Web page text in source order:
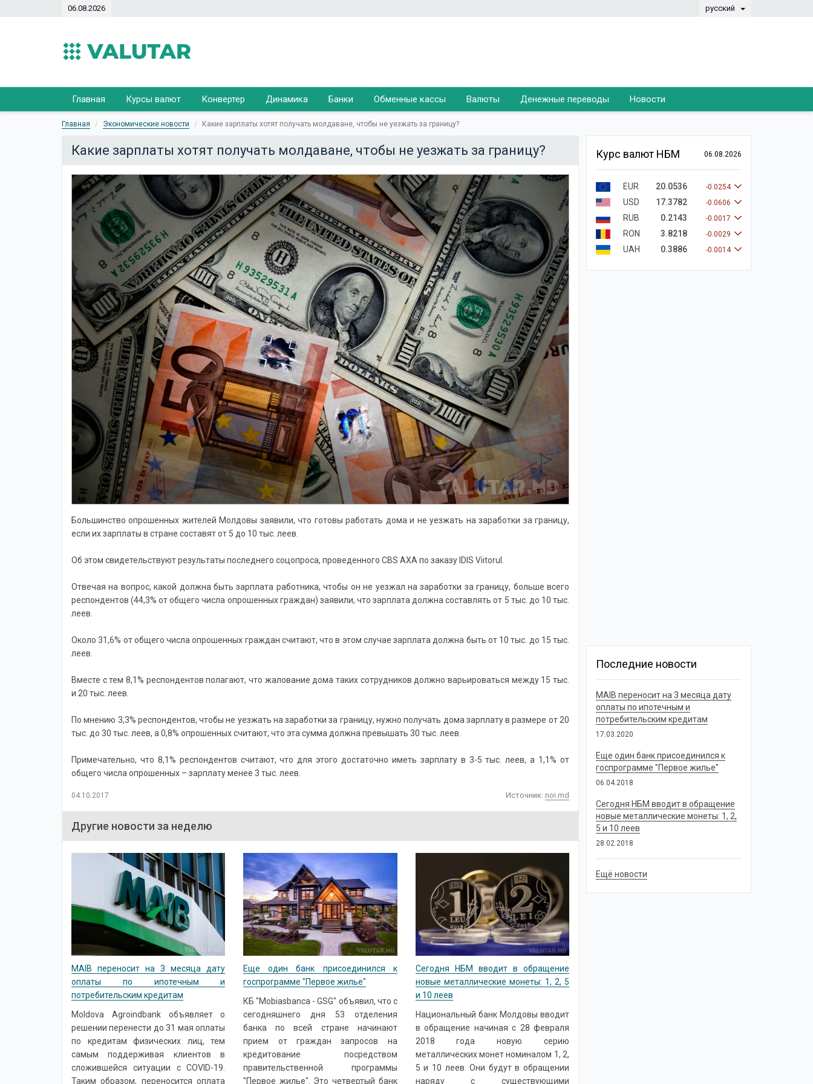
06.08.2026 русский
Главная Курсы валют Конвертер Динамика Банки Обменные кассы Валюты Денежные переводы Новости
Главная Экономические новости Какие зарплаты хотят получать молдаване, чтобы не уезжать за границу?
Какие зарплаты хотят получать молдаване, чтобы не уезжать за границу?
Большинство опрошенных жителей Молдовы заявили, что готовы работать дома и не уезжать на заработки за границу,
если их зарплаты в стране составят от 5 до 10 тыс. леев.
Об этом свидетельствуют результаты последнего соцопроса, проведенного CBS AXA по заказу IDIS Viitorul.
Отвечая на вопрос, какой должна быть зарплата работника, чтобы он не уезжал на заработки за границу, больше всего
респондентов (44,3% от общего числа опрошенных граждан) заявили, что зарплата должна составлять от 5 тыс. до 10 тыс.
леев.
Около 31,6% от общего числа опрошенных граждан считают, что в этом случае зарплата должна быть от 10 тыс. до 15 тыс.
леев.
Вместе с тем 8,1% респондентов полагают, что жалование дома таких сотрудников должно варьироваться между 15 тыс.
и 20 тыс. леев.
По мнению 3,3% респондентов, чтобы не уезжать на заработки за границу, нужно получать дома зарплату в размере от 20
тыс. до 30 тыс. леев, а 0,8% опрошенных считают, что эта сумма должна превышать 30 тыс. леев.
Примечательно, что 8,1% респондентов считают, что для этого достаточно иметь зарплату в 3-5 тыс. леев, а 1,1% от
общего числа опрошенных – зарплату менее 3 тыс. леев.
04.10.2017 Источник: noi.md
Другие новости за неделю
MAIB переносит на 3 месяца дату
оплаты по ипотечным и
потребительским кредитам
Moldova Agroindbank объявляет о
решении перенести до 31 мая оплаты
по кредитам физических лиц, тем
самым поддерживая клиентов в
сложившейся ситуации с COVID-19.
Таким образом, переносится оплата
Еще один банк присоединился к
госпрограмме "Первое жилье"
КБ "Mobiasbanca - GSG" объявил, что с
сегодняшнего дня 53 отделения
банка по всей стране начинают
прием от граждан запросов на
кредитование посредством
правительственной программы
"Первое жилье". Это четвертый банк
Сегодня НБМ вводит в обращение
новые металлические монеты: 1, 2, 5
и 10 леев
Национальный банк Молдовы вводит
в обращение начиная с 28 февраля
2018 года новую серию
металлических монет номиналом 1, 2,
5 и 10 леев. Они будут в обращении
наряду с существующими
Курс валют НБМ 06.08.2026
EUR 20.0536 -0.0254
USD 17.3782 -0.0606
RUB 0.2143 -0.0017
RON 3.8218 -0.0029
UAH 0.3886 -0.0014
Последние новости
MAIB переносит на 3 месяца дату
оплаты по ипотечным и
потребительским кредитам
17.03.2020
Еще один банк присоединился к
госпрограмме "Первое жилье"
06.04.2018
Сегодня НБМ вводит в обращение
новые металлические монеты: 1, 2,
5 и 10 леев
28.02.2018
Ещё новости